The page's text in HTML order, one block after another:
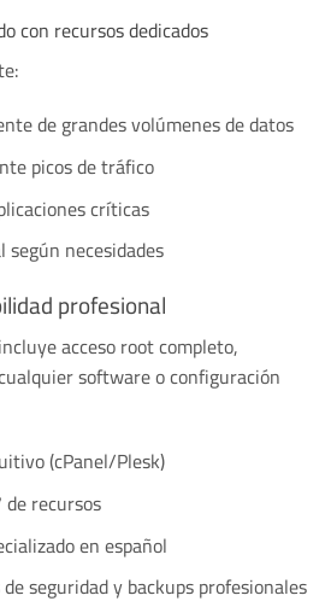
con recursos dedicados
de grandes volúmenes de datos
picos de tráfico
críticas
necesidades
profesional
acceso root completo,
software o configuración
(cPanel/Plesk)
recursos
en español
seguridad y backups profesionales